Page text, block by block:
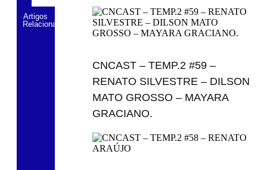
Artigos
Relacionados
CNCAST – TEMP.2 #59 –
RENATO SILVESTRE – DILSON
MATO GROSSO – MAYARA
GRACIANO.